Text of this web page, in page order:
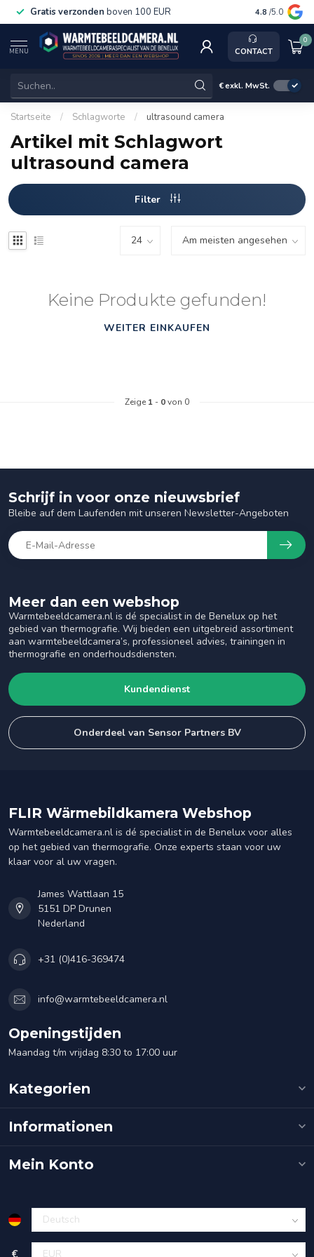
Gratis verzonden boven 100 EUR Service,
4.8 /5.0
MENU CONTACT
0
€exkl. MwSt.
Startseite / Schlagworte / ultrasound camera
Artikel mit Schlagwort
ultrasound camera
Filter
Keine Produkte gefunden!
WEITER EINKAUFEN
Zeige 1 - 0von 0
Meer dan een webshop
Warmtebeeldcamera.nl is dé specialist in de Benelux op het
gebied van thermografie. Wij bieden een uitgebreid assortiment
aan warmtebeeldcamera’s, professioneel advies, trainingen in
thermografie en onderhoudsdiensten.
Kundendienst
Onderdeel van Sensor Partners BV
Schrijf in voor onze nieuwsbrief
Bleibe auf dem Laufenden mit unseren Newsletter-Angeboten
FLIR Wärmebildkamera Webshop
Warmtebeeldcamera.nl is dé specialist in de Benelux voor alles
op het gebied van thermografie. Onze experts staan voor uw
klaar voor al uw vragen.
James Wattlaan 15
5151 DP Drunen
Nederland
+31 (0)416-369474
info@warmtebeeldcamera.nl
Openingstijden
Maandag t/m vrijdag 8:30 to 17:00 uur
Kategorien
Informationen
Mein Konto
€